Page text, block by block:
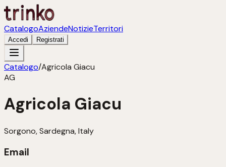
CatalogoAziendeNotizieTerritori
Accedi Registrati
Catalogo/Agricola Giacu
AG
Agricola Giacu
Sorgono, Sardegna, Italy
Email